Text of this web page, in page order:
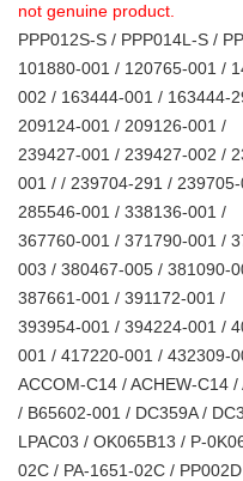
not genuine product.
PPP012S-S / PPP014L-S /
101880-001 / 120765-001 /
002 / 163444-001 / 163444-
209124-001 / 209126-001 /
239427-001 / 239427-002 /
001 / / 239704-291 /
285546-001 / 338136-001 /
367760-001 / 371790-001 /
003 / 380467-005 / 381090-
387661-001 / 391172-001 /
393954-001 / 394224-001 /
001 / 417220-001 / 432309-
ACCOM-C14 / ACHEW-C14 /
/ B65602-001 / DC359A /
LPAC03 / OK065B13 / P-
02C / PA-1651-02C /